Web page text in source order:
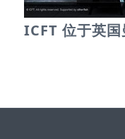
ICFT 位于英